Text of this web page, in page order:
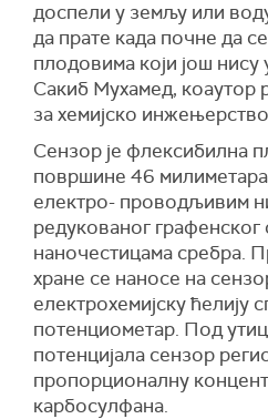
доспели у земљу или
да прате када почне да
плодовима који још нису
Сакиб Мухамед, коаутор
за хемијско
Сензор је флексибилна
површине 46 милиметара
електро- проводљивим
редукованог графенског
наночестицама сребра.
хране се наносе на
електрохемијску ћелију
потенциометар. Под
потенцијала сензор
пропорционалну
карбосулфана.